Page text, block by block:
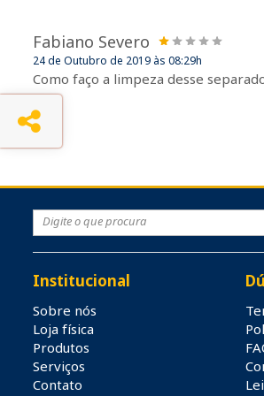
Fabiano Severo
24 de Outubro de 2019 às 08:29h
Como faço a limpeza desse
Institucional
Sobre nós
Loja física
Produtos
Serviços
Contato